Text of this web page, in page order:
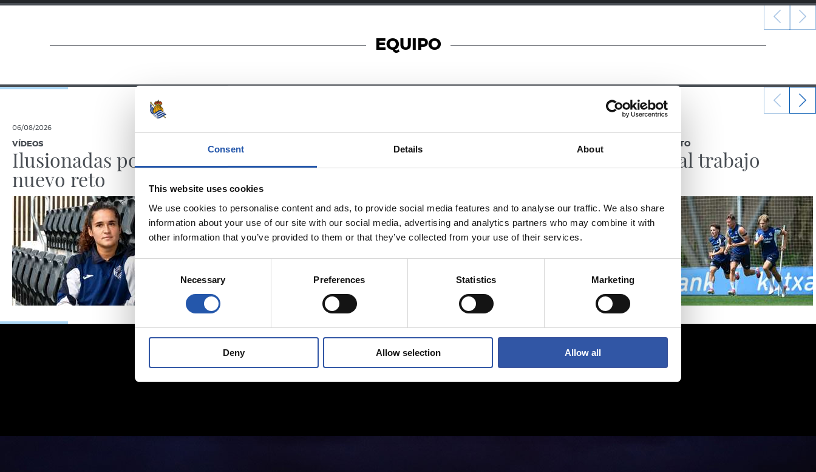
Consent Details About
This website uses cookies
We use cookies to personalise content and ads, to provide social media features and to analyse our traffic. We also share
information about your use of our site with our social media, advertising and analytics partners who may combine it with
other information that you’ve provided to them or that they’ve collected from your use of their services.
Selection
Necessary Preferences Statistics Marketing
Deny Allow selection Allow all
EQUIPO
06/08/2026
VÍDEOS
Ilusionadas por el
nuevo reto
“La Real hace mucho
por los jóvenes”
ENTRENAMIENTO
Afinando
ENTRENAMIENTO
Vuelta al trabajo